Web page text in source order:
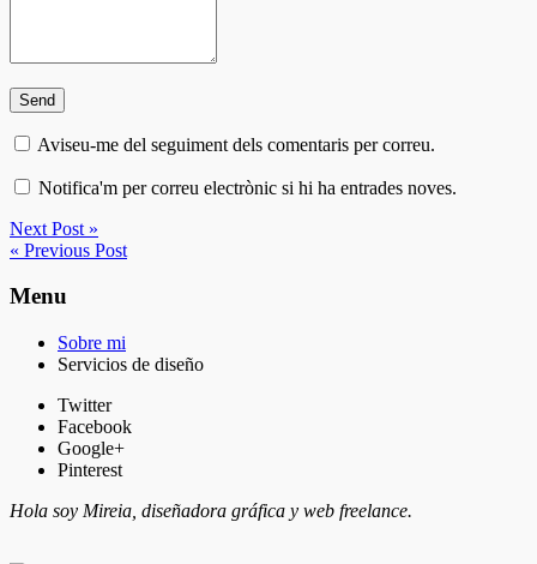
Aviseu-me del seguiment dels comentaris per correu.
Notifica'm per correu electrònic si hi ha entrades noves.
Next Post »
« Previous Post
Menu
Sobre mi
Servicios de diseño
Twitter
Facebook
Google+
Pinterest
Hola soy Mireia, diseñadora gráfica y web freelance.